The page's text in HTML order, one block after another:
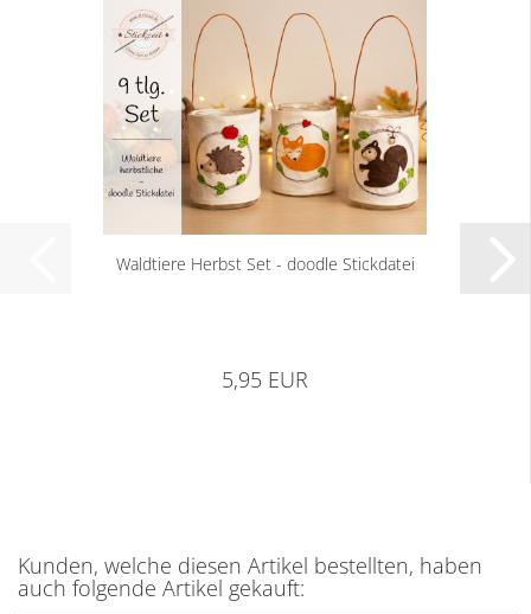
Waldtiere Herbst Set - doodle Stickdatei
5,95 EUR
Kunden, welche diesen Artikel bestellten, haben
auch folgende Artikel gekauft: